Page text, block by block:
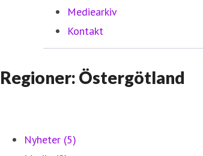
Mediearkiv
Kontakt
Regioner: Östergötland
Nyheter (5)